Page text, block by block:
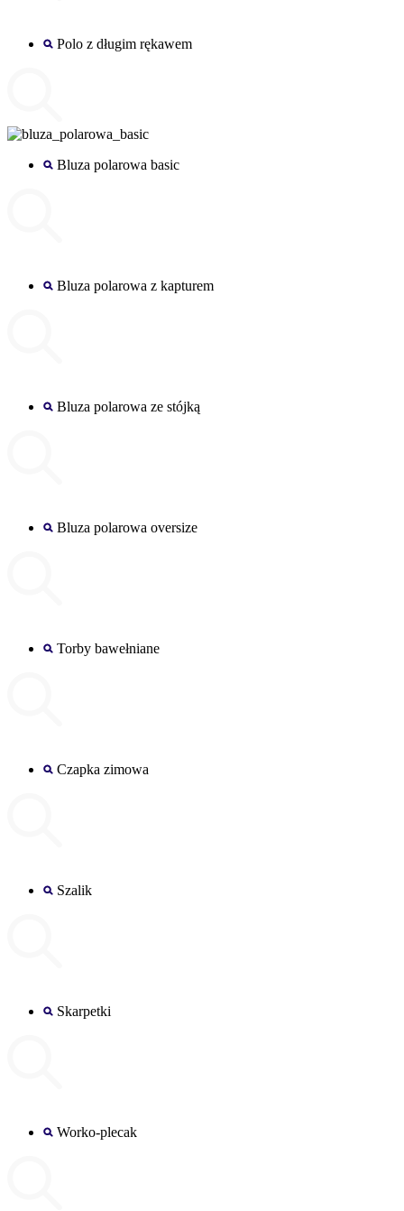
Polo z długim rękawem
Bluza polarowa basic
Bluza polarowa z kapturem
Bluza polarowa ze stójką
Bluza polarowa oversize
Torby bawełniane
Czapka zimowa
Szalik
Skarpetki
Worko-plecak